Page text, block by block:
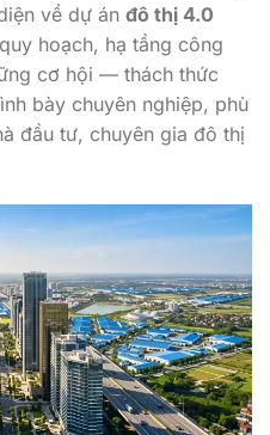
về dự án đô thị 4.0
hoạch, hạ tầng công
cơ hội — thách thức
bày chuyên nghiệp, phù
đầu tư, chuyên gia đô thị